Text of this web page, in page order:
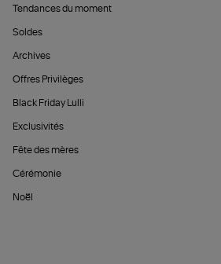
Tendances du moment
Soldes
Archives
Offres Privilèges
Black Friday Lulli
Exclusivités
Fête des mères
Cérémonie
Noël